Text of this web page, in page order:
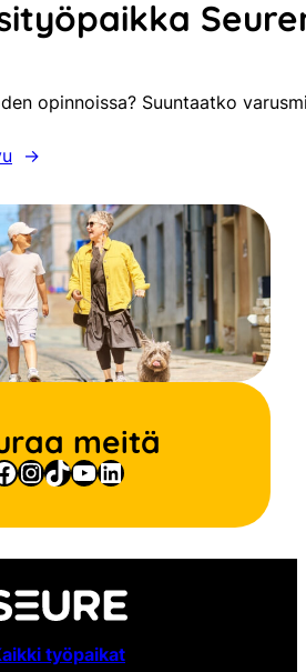
opinnoissa? Suuntaatko
→
meitä
Instagram
TikTok
YouTube
LinkedIn
työpaikat